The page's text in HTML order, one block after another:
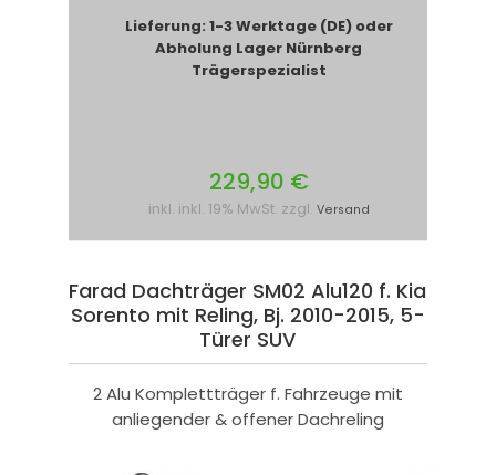
Lieferung: 1-3 Werktage (DE) oder
Abholung Lager Nürnberg
Trägerspezialist
229,90 €
inkl. inkl. 19% MwSt. zzgl. Versand
Farad Dachträger SM02 Alu120 f. Kia
Sorento mit Reling, Bj. 2010-2015, 5-
Türer SUV
2 Alu Komplettträger f. Fahrzeuge mit
anliegender & offener Dachreling